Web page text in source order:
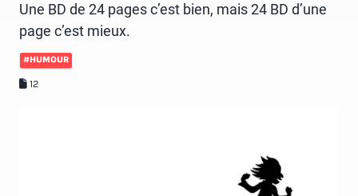
Une BD de 24 pages c’est bien, mais 24 BD d’une
page c’est mieux.
#HUMOUR
12